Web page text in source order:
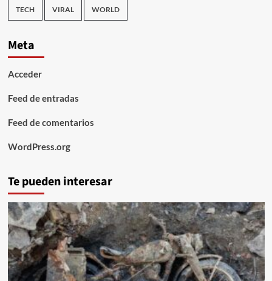
TECH VIRAL WORLD
Meta
Acceder
Feed de entradas
Feed de comentarios
WordPress.org
Te pueden interesar